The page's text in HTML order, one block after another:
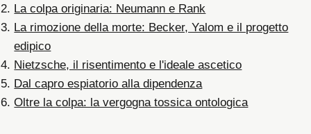
La colpa originaria: Neumann e Rank
La rimozione della morte: Becker, Yalom e il progetto
edipico
Nietzsche, il risentimento e l'ideale ascetico
Dal capro espiatorio alla dipendenza
Oltre la colpa: la vergogna tossica ontologica